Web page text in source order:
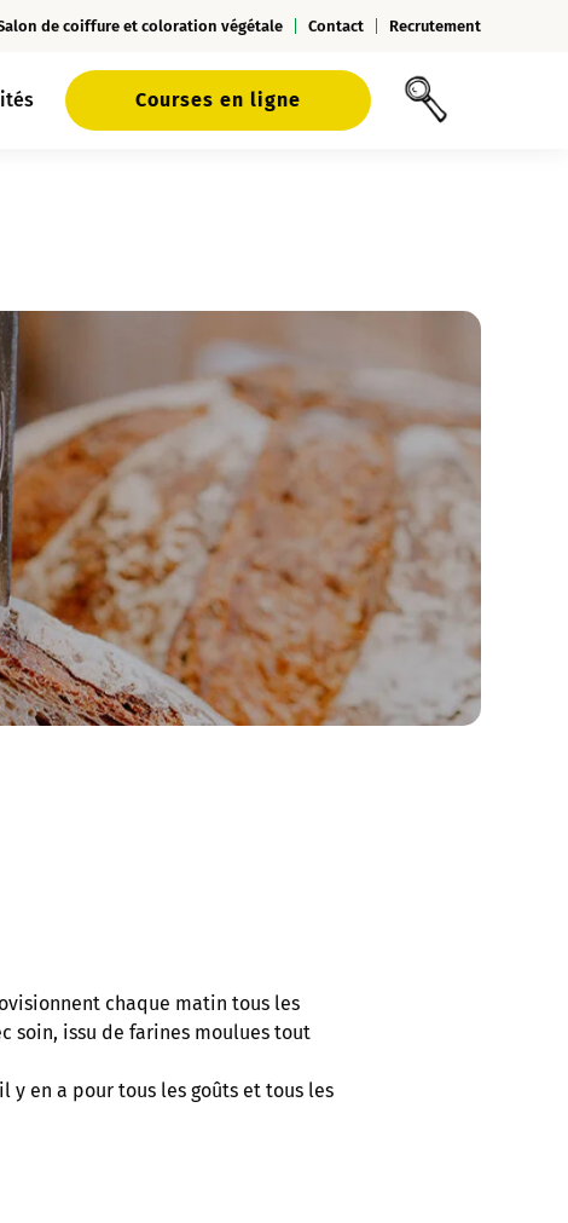
de coiffure et coloration végétale Contact Recrutement
Courses en ligne
chaque matin tous les
soin, issu de farines moulues tout
en a pour tous les goûts et tous les